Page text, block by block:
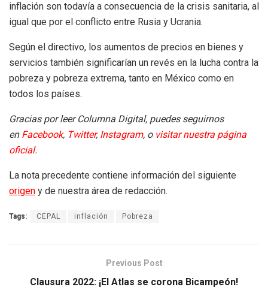
inflación son todavía a consecuencia de la crisis sanitaria, al
igual que por el conflicto entre Rusia y Ucrania.
Según el directivo, los aumentos de precios en bienes y
servicios también significarían un revés en la lucha contra la
pobreza y pobreza extrema, tanto en México como en
todos los países.
Gracias por leer Columna Digital, puedes seguirnos
en Facebook, Twitter, Instagram, o visitar nuestra página
oficial.
La nota precedente contiene información del siguiente
origen y de nuestra área de redacción.
Tags: CEPAL inflación Pobreza
Previous Post
Clausura 2022: ¡El Atlas se corona Bicampeón!